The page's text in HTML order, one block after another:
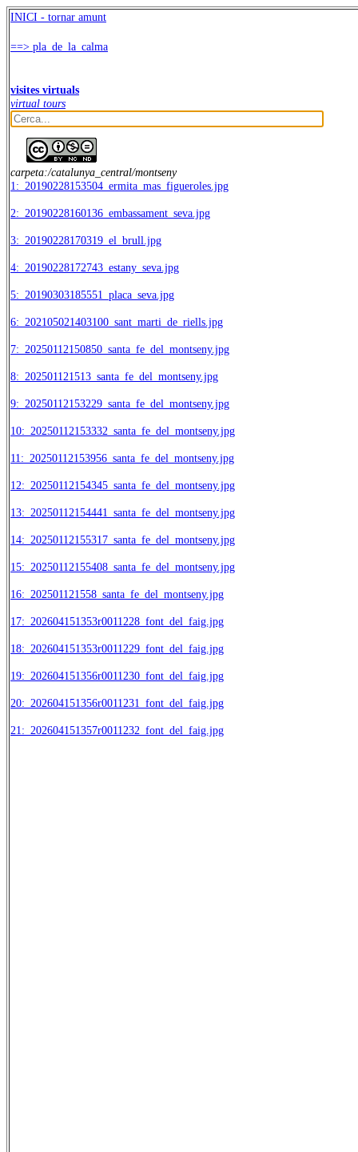
INICI - tornar amunt
==> pla_de_la_calma
visites virtuals
virtual tours
carpeta:/catalunya_central/montseny
1:_20190228153504_ermita_mas_figueroles.jpg
2:_20190228160136_embassament_seva.jpg
3:_20190228170319_el_brull.jpg
4:_20190228172743_estany_seva.jpg
5:_20190303185551_placa_seva.jpg
6:_202105021403100_sant_marti_de_riells.jpg
7:_20250112150850_santa_fe_del_montseny.jpg
8:_202501121513_santa_fe_del_montseny.jpg
9:_20250112153229_santa_fe_del_montseny.jpg
10:_20250112153332_santa_fe_del_montseny.jpg
11:_20250112153956_santa_fe_del_montseny.jpg
12:_20250112154345_santa_fe_del_montseny.jpg
13:_20250112154441_santa_fe_del_montseny.jpg
14:_20250112155317_santa_fe_del_montseny.jpg
15:_20250112155408_santa_fe_del_montseny.jpg
16:_202501121558_santa_fe_del_montseny.jpg
17:_202604151353r0011228_font_del_faig.jpg
18:_202604151353r0011229_font_del_faig.jpg
19:_202604151356r0011230_font_del_faig.jpg
20:_202604151356r0011231_font_del_faig.jpg
21:_202604151357r0011232_font_del_faig.jpg